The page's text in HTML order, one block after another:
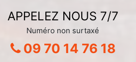
APPELEZ NOUS 7/7
Numéro non surtaxé
09 70 14 76 18